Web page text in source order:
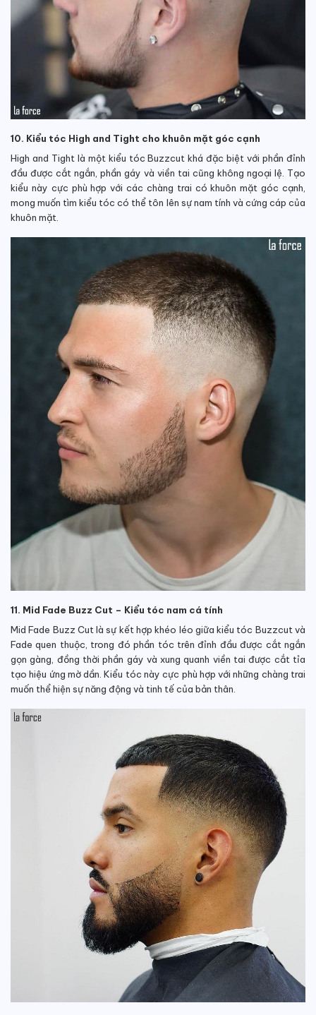
10. Kiểu tóc High and Tight cho khuôn mặt góc cạnh
High and Tight là một kiểu tóc Buzzcut khá đặc biệt với phần đỉnh
đầu được cắt ngắn, phần gáy và viền tai cũng không ngoại lệ. Tạo
kiểu này cực phù hợp với các chàng trai có khuôn mặt góc cạnh,
mong muốn tìm kiểu tóc có thể tôn lên sự nam tính và cứng cáp của
khuôn mặt.
11. Mid Fade Buzz Cut – Kiểu tóc nam cá tính
Mid Fade Buzz Cut là sự kết hợp khéo léo giữa kiểu tóc Buzzcut và
Fade quen thuộc, trong đó phần tóc trên đỉnh đầu được cắt ngắn
gọn gàng, đồng thời phần gáy và xung quanh viền tai được cắt tỉa
tạo hiệu ứng mờ dần. Kiểu tóc này cực phù hợp với những chàng trai
muốn thể hiện sự năng động và tinh tế của bản thân.